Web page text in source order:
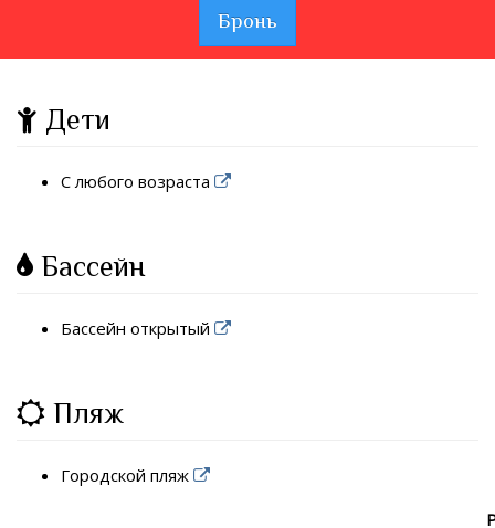
Бронь
Дети
С любого возраста
Бассейн
Бассейн открытый
Пляж
Городской пляж